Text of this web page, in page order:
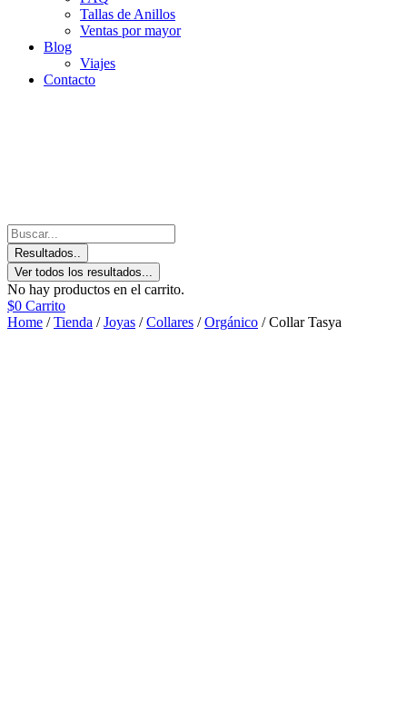
Tallas de Anillos
Ventas por mayor
Blog
Viajes
Contacto
Resultados..
Ver todos los resultados...
No hay productos en el carrito.
$0 Carrito
Home /Tienda /Joyas /Collares /Orgánico / Collar Tasya